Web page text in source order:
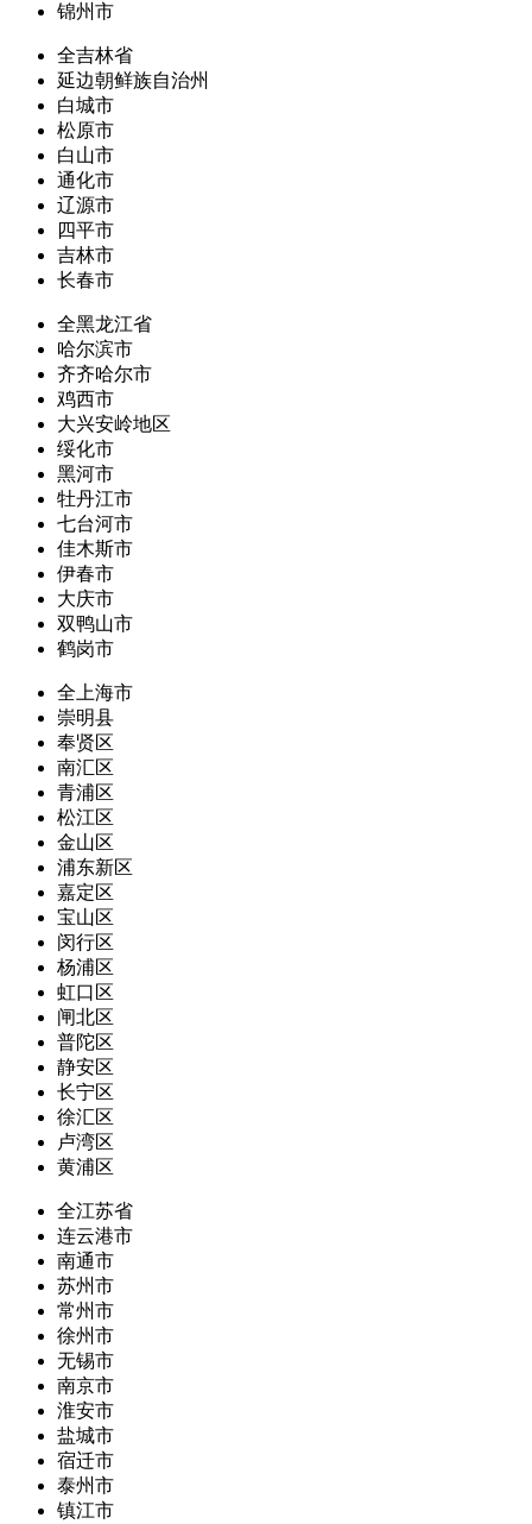
锦州市
全吉林省
延边朝鲜族自治州
白城市
松原市
白山市
通化市
辽源市
四平市
吉林市
长春市
全黑龙江省
哈尔滨市
齐齐哈尔市
鸡西市
大兴安岭地区
绥化市
黑河市
牡丹江市
七台河市
佳木斯市
伊春市
大庆市
双鸭山市
鹤岗市
全上海市
崇明县
奉贤区
南汇区
青浦区
松江区
金山区
浦东新区
嘉定区
宝山区
闵行区
杨浦区
虹口区
闸北区
普陀区
静安区
长宁区
徐汇区
卢湾区
黄浦区
全江苏省
连云港市
南通市
苏州市
常州市
徐州市
无锡市
南京市
淮安市
盐城市
宿迁市
泰州市
镇江市